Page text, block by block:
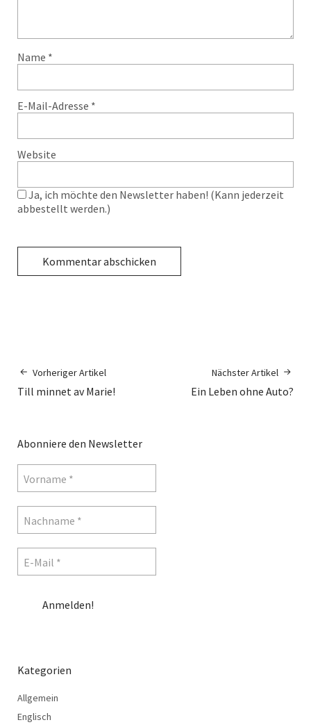
Name *
E-Mail-Adresse *
Website
Ja, ich möchte den Newsletter haben! (Kann jederzeit
abbestellt werden.)
Vorheriger Artikel
Till minnet av Marie!
Nächster Artikel
Ein Leben ohne Auto?
Abonniere den Newsletter
Kategorien
Allgemein
Englisch